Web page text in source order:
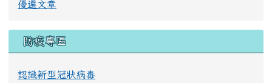
優選文章
防疫專區
認識新型冠狀病毒